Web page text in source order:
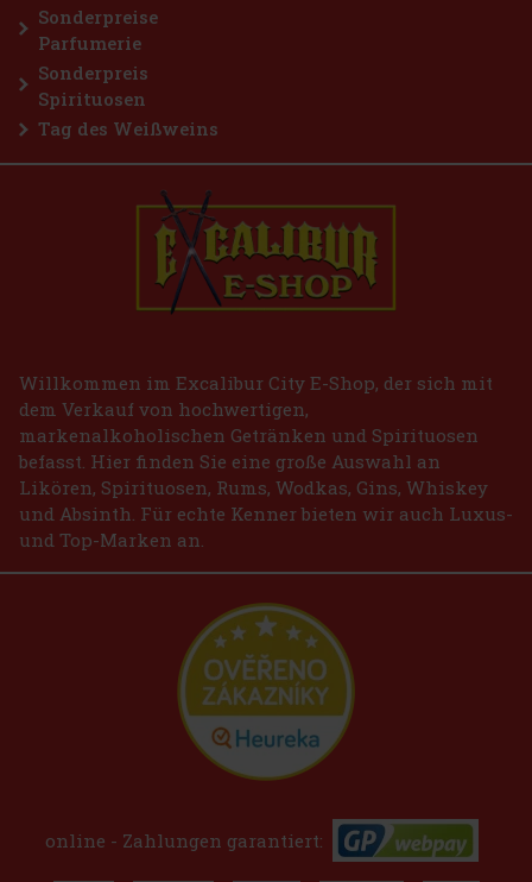
Sonderpreise
Parfumerie
Sonderpreis
Spirituosen
Tag des Weißweins
Willkommen im Excalibur City E-Shop, der sich mit
dem Verkauf von hochwertigen,
markenalkoholischen Getränken und Spirituosen
befasst. Hier finden Sie eine große Auswahl an
Likören, Spirituosen, Rums, Wodkas, Gins, Whiskey
und Absinth. Für echte Kenner bieten wir auch Luxus-
und Top-Marken an.
online - Zahlungen garantiert: